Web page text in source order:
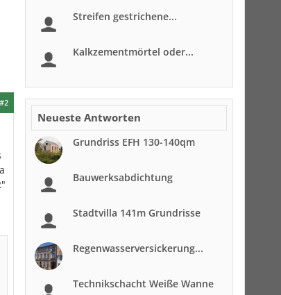
#2
Streifen gestrichene...
Kalkzementmörtel oder...
Neueste Antworten
Grundriss EFH 130-140qm
Bauwerksabdichtung
Stadtvilla 141m Grundrisse
Regenwasserversickerung...
Technikschacht Weiße Wanne